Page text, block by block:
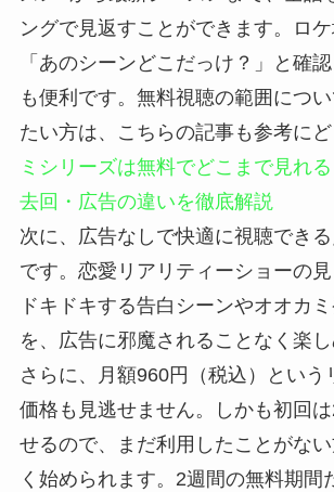
ングで見返すことができます。ロ
「あのシーンどこだっけ？」と確
も便利です。無料視聴の範囲につ
たい方は、こちらの記事も参考にど
ミシリーズは無料でどこまで見れ
去回・広告の違いを徹底解説
次に、広告なしで快適に視聴でき
です。恋愛リアリティーショーの
ドキドキする告白シーンやオオカ
を、広告に邪魔されることなく楽し
さらに、月額960円（税込）という
価格も見逃せません。しかも初回
せるので、まだ利用したことがな
く始められます。2週間の無料期間